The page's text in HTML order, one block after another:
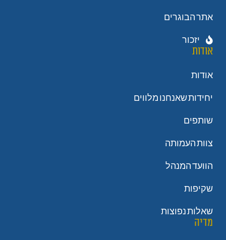
אתר הבוגרים
יזכור
אודות
אודות
יחידות שאנחנו מלווים
שותפים
צוות העמותה
הוועד המנהל
שקיפות
שאלות נפוצות
מדיה